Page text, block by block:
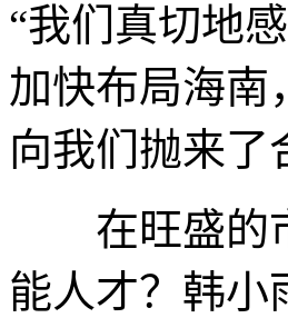
“我们真切地
加快布局海南
向我们抛来了
在旺盛的市
能人才？韩小